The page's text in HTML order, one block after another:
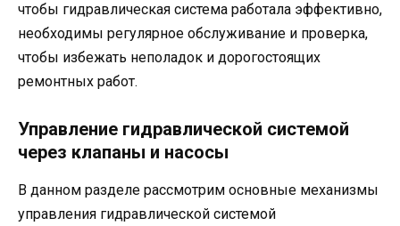
чтобы гидравлическая система работала эффективно,
необходимы регулярное обслуживание и проверка,
чтобы избежать неполадок и дорогостоящих
ремонтных работ.
Управление гидравлической системой
через клапаны и насосы
В данном разделе рассмотрим основные механизмы
управления гидравлической системой